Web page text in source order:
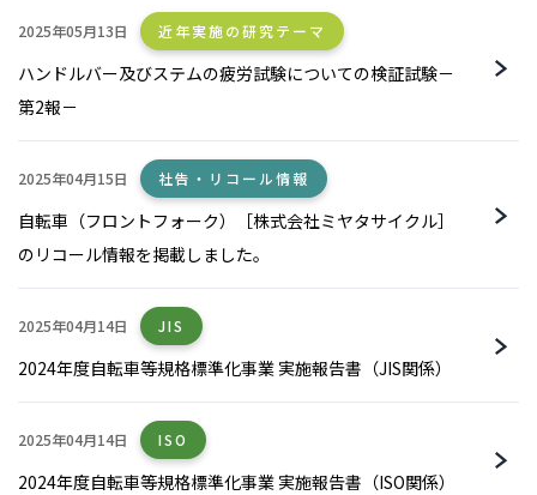
2025年05月13日 近年実施の研究テーマ
ハンドルバー及びステムの疲労試験についての検証試験－
第2報－
2025年04月15日 社告・リコール情報
自転車（フロントフォーク）［株式会社ミヤタサイクル］
のリコール情報を掲載しました。
2025年04月14日 JIS
2024年度自転車等規格標準化事業 実施報告書（JIS関係）
2025年04月14日 ISO
2024年度自転車等規格標準化事業 実施報告書（ISO関係）